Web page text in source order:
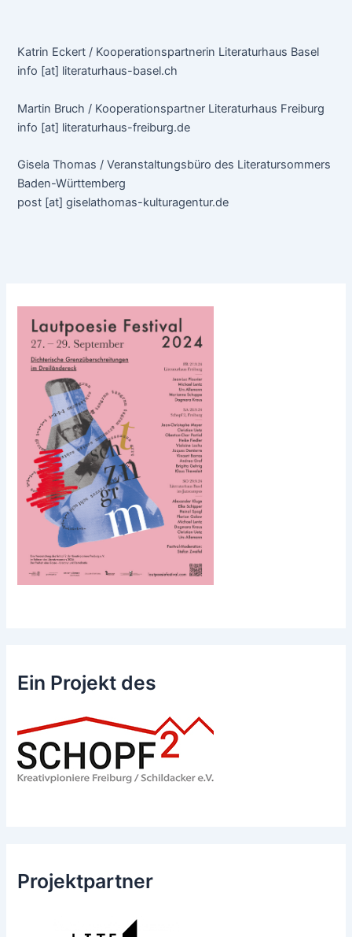
Katrin Eckert / Kooperationspartnerin Literaturhaus Basel
info [at] literaturhaus-basel.ch
Martin Bruch / Kooperationspartner Literaturhaus Freiburg
info [at] literaturhaus-freiburg.de
Gisela Thomas / Veranstaltungsbüro des Literatursommers
Baden-Württemberg
post [at] giselathomas-kulturagentur.de
Ein Projekt des
Projektpartner